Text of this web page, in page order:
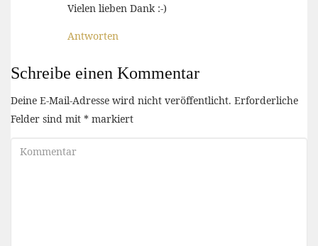
Vielen lieben Dank :-)
Antworten
Schreibe einen Kommentar
Deine E-Mail-Adresse wird nicht veröffentlicht. Erforderliche
Felder sind mit * markiert
Kommentar